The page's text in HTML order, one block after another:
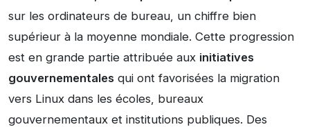
sur les ordinateurs de bureau, un chiffre bien
supérieur à la moyenne mondiale. Cette progression
est en grande partie attribuée aux initiatives
gouvernementales qui ont favorisées la migration
vers Linux dans les écoles, bureaux
gouvernementaux et institutions publiques. Des